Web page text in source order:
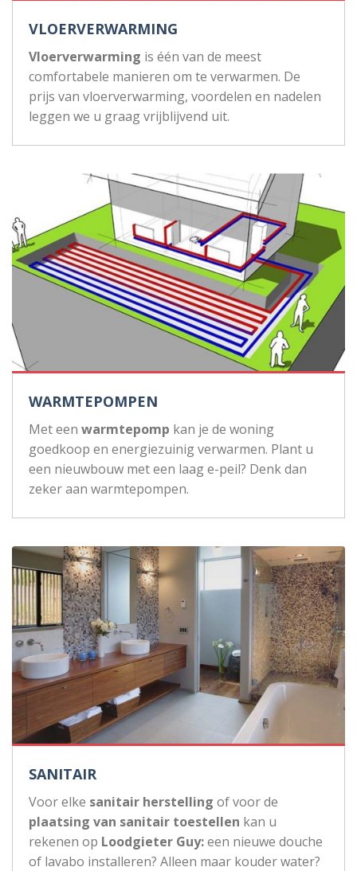
VLOERVERWARMING
Vloerverwarming is één van de meest
comfortabele manieren om te verwarmen. De
prijs van vloerverwarming, voordelen en nadelen
leggen we u graag vrijblijvend uit.
WARMTEPOMPEN
Met een warmtepomp kan je de woning
goedkoop en energiezuinig verwarmen. Plant u
een nieuwbouw met een laag e-peil? Denk dan
zeker aan warmtepompen.
SANITAIR
Voor elke sanitair herstelling of voor de
plaatsing van sanitair toestellen kan u
rekenen op Loodgieter Guy:een nieuwe douche
of lavabo installeren? Alleen maar kouder water?